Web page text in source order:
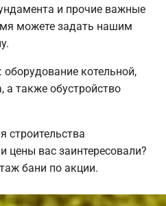
и прочие важные
можете задать нашим
котельной,
а также обустройство
строительства
цены вас заинтересовали?
бани по акции.